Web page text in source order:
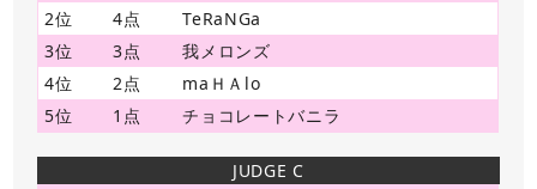
2位
4点
TeRaNGa
3位
3点
我メロンズ
4位
2点
maＨＡlo
5位
1点 チョコレートバニラ
JUDGE C